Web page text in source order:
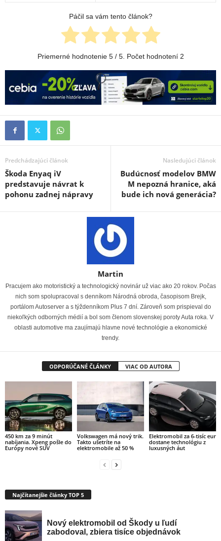
Páčil sa vám tento článok?
Priemerné hodnotenie 5/ 5. Počet hodnotení 2
Predchádzajúci článok
Škoda Enyaq iV
predstavuje návrat k
pohonu zadnej nápravy
Nasledujúci článok
Budúcnosť modelov BMW
M nepozná hranice, aká
bude ich nová generácia?
Martin
Pracujem ako motoristický a technologický novinár už viac ako 20 rokov. Počas
nich som spolupracoval s denníkom Národná obroda, časopisom Brejk,
portálom Autoserver a s týždenníkom Plus 7 dní. Zároveň som prispieval do
niekoľkých odborných médií a bol som členom slovenskej poroty Auta roka. V
oblasti automotive ma zaujímajú hlavne nové technológie a ekonomické
trendy.
ODPORÚČANÉ ČLÁNKY VIAC OD AUTORA
450 km za 9 minút
nabíjania. Xpeng pošle do
Európy nové SUV
Volkswagen má nový trik.
Takto ušetríte na
elektromobile až 50 %
Elektromobil za 6-tisíc eur
dostane technológiu z
luxusných áut
Najčítanejšie články TOP 5